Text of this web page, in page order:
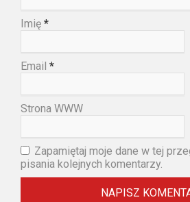
Imię *
Email *
Strona WWW
Zapamiętaj moje dane w tej
pisania kolejnych komentarzy.